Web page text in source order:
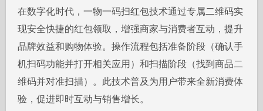
在数字化时代，一物一码扫红包技术通过专属二维码实
现安全快捷的红包领取，增强商家与消费者互动，提升
品牌效益和购物体验。操作流程包括准备阶段（确认手
机扫码功能并打开相关应用）和扫描阶段（找到商品二
维码并对准扫描）。此技术普及为用户带来全新消费体
验，促进即时互动与销售增长。